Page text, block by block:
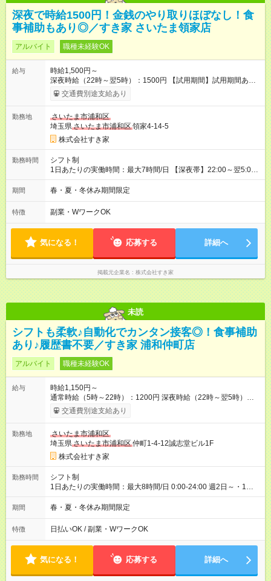
深夜で時給1500円！金銭のやり取りほぼなし！食
事補助もあり◎／すき家 さいたま領家店
アルバイト 職種未経験OK
給与
時給1,500円～
深夜時給（22時～翌5時）：1500円 【試用期間】試用期間あり
試用期間の長さ：1ヶ月 雇用形態、給与は本採用時と同じです。
試用期間の実態は30日（※条件変更なし）ですが、切り上げで
同時給）
交通費別途支給あり
勤務地
さいたま市浦和区
埼玉県さいたま市浦和区領家4-14-5
株式会社すき家
勤務時間
シフト制
1日あたりの実働時間：最大7時間/日 【深夜帯】22:00～翌5:00
週2日～・1日2h～OK◎ ※22:00から翌5:00までは18歳以上の方
のみ勤務可能です（18歳未満の深夜業務禁止のため） ★深夜で
す。 必ず、2名以上での勤務を行いますので、安心して働けま
す。
期間 春・夏・冬休み期間限定
特徴 副業・WワークOK
気になる！ 応募する 詳細へ
掲載元企業名 株式会社すき家
未読
シフトも柔軟♪自動化でカンタン接客◎！食事補助
あり♪履歴書不要／すき家 浦和仲町店
アルバイト 職種未経験OK
給与
時給1,150円～
通常時給（5時～22時）：1200円 深夜時給（22時～翌5時）：
1500円 高校生時給：1150円 【特別手当】早朝手当（5：00-9：
00）時給+150円 【試用期間】試用期間あり 試用期間の長さ：1
30日（※条件変更なし）ですが、切り上げで一ヶ月とさせてい
ただきます。 研修制度あり：15時間(研修中も同時給）
交通費別途支給あり
勤務地
さいたま市浦和区
埼玉県さいたま市浦和区仲町1-4-12誠志堂ビル1F
株式会社すき家
勤務時間
シフト制
1日あたりの実働時間：最大8時間/日 0:00-24:00 週2日～・1日
2h～OK ＜シフト例＞ 〇朝帯 5:00-9:00 〇昼帯 9:00-14:00 〇午
後帯 14:00-18:00 〇夜帯 18:00-22:00 〇深夜帯 22:00-翌5:00 基
ます♪
期間 春・夏・冬休み期間限定
特徴 日払いOK / 副業・WワークOK
気になる！ 応募する 詳細へ